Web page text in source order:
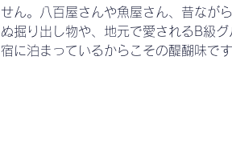
せん。八百屋さんや魚屋さん、昔なが
ぬ掘り出し物や、地元で愛されるB級
宿に泊まっているからこその醍醐味です